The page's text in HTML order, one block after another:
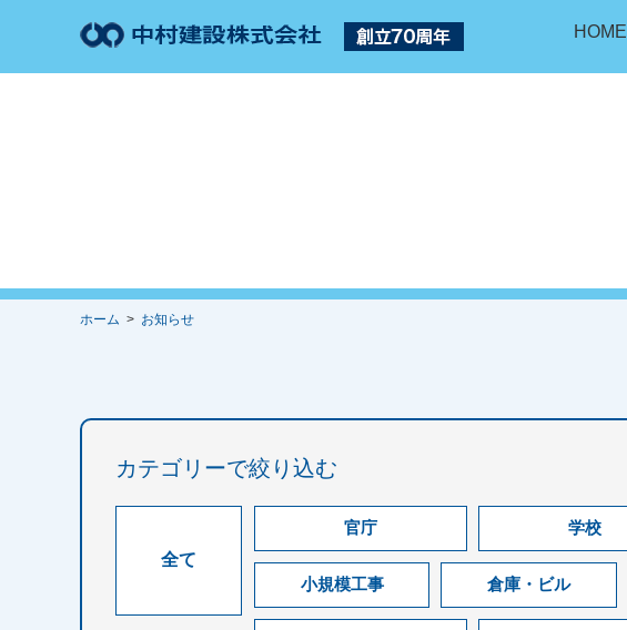
HOME
ホーム > お知らせ
カテゴリーで絞り込む
全て
官庁 学校
小規模工事 倉庫・ビル